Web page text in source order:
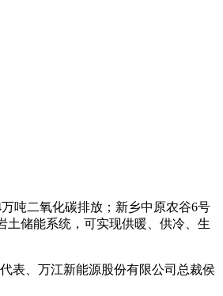
吨二氧化碳排放；新乡中原农谷6号
土储能系统，可实现供暖、供冷、生
表、万江新能源股份有限公司总裁侯